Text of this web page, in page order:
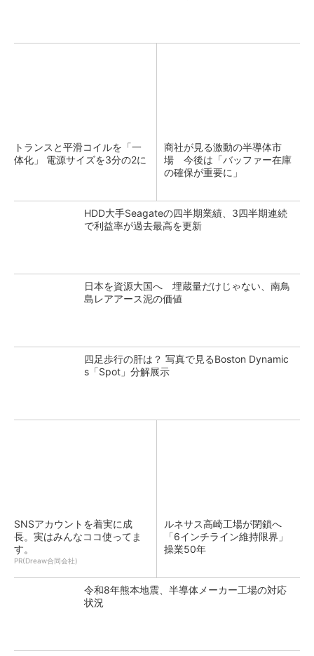
トランスと平滑コイルを「一
体化」 電源サイズを3分の2に
商社が見る激動の半導体市
場 今後は「バッファー在庫
の確保が重要に」
HDD大手Seagateの四半期業績、3四半期連続
で利益率が過去最高を更新
日本を資源大国へ 埋蔵量だけじゃない、南鳥
島レアアース泥の価値
四足歩行の肝は？ 写真で見るBoston Dynamic
s「Spot」分解展示
SNSアカウントを着実に成
長。実はみんなココ使ってま
す。
PR(Dreaw合同会社)
ルネサス高崎工場が閉鎖へ
「6インチライン維持限界」
操業50年
令和8年熊本地震、半導体メーカー工場の対応
状況